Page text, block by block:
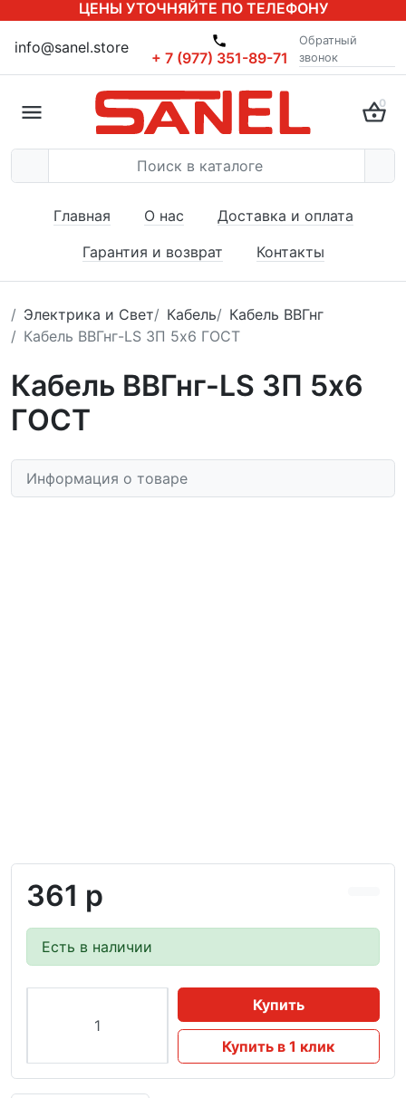
ЦЕНЫ УТОЧНЯЙТЕ ПО ТЕЛЕФОНУ
info@sanel.store
+ 7 (977) 351-89-71
Обратный
звонок
0
Главная О нас
Доставка и оплата
Гарантия и возврат
Контакты
Электрика и Свет Кабель
Кабель ВВГнг
Кабель ВВГнг-LS ЗП 5x6 ГОСТ
Кабель ВВГнг-LS ЗП 5x6
ГОСТ
Информация о товаре
361 р
Есть в наличии
Купить
Купить в 1 клик